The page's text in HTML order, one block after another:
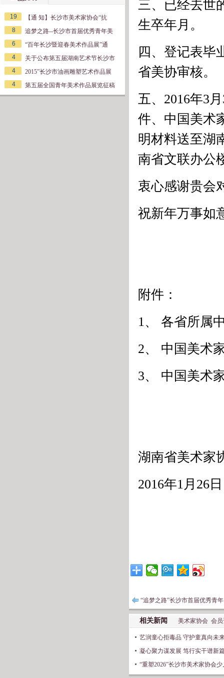
19
【通 知】长沙市美术家协会“抗
8
追梦之路--长沙市首届优秀青年美
6
“百年长沙暨迎春美术作品展”通
4
关于公布第五届湖南艺术节长沙市
4
2015”长沙市油画雕塑艺术作品展
4
第五届全国青年美术作品展览征稿
三、已经去世
生卒年月。
四、登记表毕
省美协审核。
五、2016年3
件、中国美术
明材料送至湖
南省文联办公
衷心感谢贵会
祝新年万事如
附件：
1、 各省所属
2、 中国美术
3、 中国美术
湖南省美术家
2016年1月26日
“追梦之路”长沙市首届优秀青
相关新闻 美术家协会 会
艺润童心拒毒品 守护童真向未
凝心聚力谋发展 笃行实干谱新
“重塑2026”长沙市美术家协会少